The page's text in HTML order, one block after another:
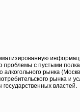
с пустыми
рынка
рынка и
властей.